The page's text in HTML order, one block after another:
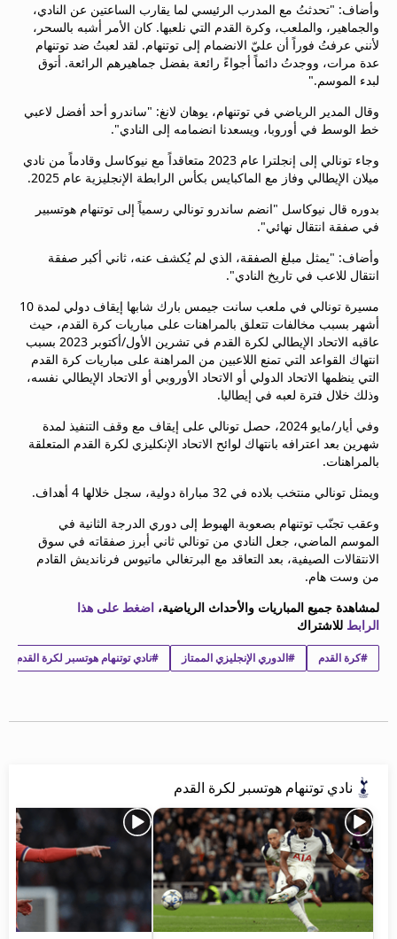
ترددات beIN SPORTS
الأسئلة الأكثر شيوعاً
دليل التلفاز
احصل على beIN
وأضاف: "تحدثتُ مع المدرب الرئيسي لما يقارب الساعتين عن النادي،
والجماهير، والملعب، وكرة القدم التي نلعبها. كان الأمر أشبه بالسحر،
لأنني عرفتُ فوراً أن عليّ الانضمام إلى توتنهام. لقد لعبتُ ضد توتنهام
عدة مرات، ووجدتُ دائماً أجواءً رائعة بفضل جماهيرهم الرائعة. أتوق
لبدء الموسم."
وقال المدير الرياضي في توتنهام، يوهان لانغ: "ساندرو أحد أفضل لاعبي
خط الوسط في أوروبا، ويسعدنا انضمامه إلى النادي".
وجاء تونالي إلى إنجلترا عام 2023 متعاقداً مع نيوكاسل وقادماً من نادي
ميلان الإيطالي وفاز مع الماكبايس بكأس الرابطة الإنجليزية عام 2025.
بدوره قال نيوكاسل "انضم ساندرو تونالي رسمياً إلى توتنهام هوتسبير
في صفقة انتقال نهائي".
وأضاف: "يمثل مبلغ الصفقة، الذي لم يُكشف عنه، ثاني أكبر صفقة
انتقال للاعب في تاريخ النادي".
مسيرة تونالي في ملعب سانت جيمس بارك شابها إيقاف دولي لمدة 10
أشهر بسبب مخالفات تتعلق بالمراهنات على مباريات كرة القدم، حيث
عاقبه الاتحاد الإيطالي لكرة القدم في تشرين الأول/أكتوبر 2023 بسبب
انتهاك القواعد التي تمنع اللاعبين من المراهنة على مباريات كرة القدم
التي ينظمها الاتحاد الدولي أو الاتحاد الأوروبي أو الاتحاد الإيطالي نفسه،
وذلك خلال فترة لعبه في إيطاليا.
وفي أيار/مايو 2024، حصل تونالي على إيقاف مع وقف التنفيذ لمدة
شهرين بعد اعترافه بانتهاك لوائح الاتحاد الإنكليزي لكرة القدم المتعلقة
بالمراهنات.
ويمثل تونالي منتخب بلاده في 32 مباراة دولية، سجل خلالها 4 أهداف.
وعقب تجنّب توتنهام بصعوبة الهبوط إلى دوري الدرجة الثانية في
الموسم الماضي، جعل النادي من تونالي ثاني أبرز صفقاته في سوق
الانتقالات الصيفية، بعد التعاقد مع البرتغالي ماتيوس فرنانديش القادم
من وست هام.
لمشاهدة جميع المباريات والأحداث الرياضية، اضغط على هذا
الرابط للاشتراك
#كرة القدم #الدوري الإنجليزي الممتاز #نادي توتنهام هوتسبر لكرة القدم
نادي توتنهام هوتسبر لكرة القدم